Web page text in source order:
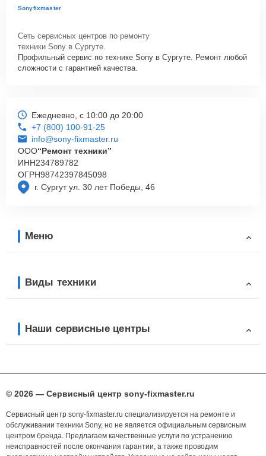
Sonyfixmaster
Сеть сервисных центров по ремонту
техники Sony в Сургуте.
Профильный сервис по технике Sony в Сургуте. Ремонт любой
сложности с гарантией качества.
г. Сургут ул. 30 лет Победы, 46
Ежедневно, с 10:00 до 20:00
+7 (800) 100-91-25
info@sony-fixmaster.ru
ООО“Ремонт техники”
ИНН234789782
ОГРН98742397845098
Меню
Виды техники
Наши сервисные центры
© 2026 — Сервисный центр sony-fixmaster.ru
Сервисный центр sony-fixmaster.ru специализируется на ремонте и
обслуживании техники Sony, но не является официальным сервисным
центром бренда. Предлагаем качественные услуги по устранению
неисправностей после окончания гарантии, а также проводим